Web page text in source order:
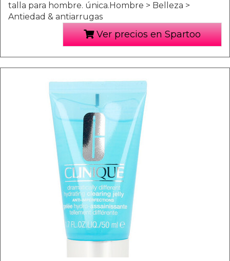
talla para hombre. única.Hombre > Belleza >
Antiedad & antiarrugas
Ver precios en Spartoo